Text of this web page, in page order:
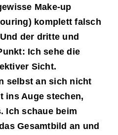
Make-up
komplett falsch
der dritte und
Ich sehe die
Sicht.
selbst an sich nicht
ins Auge stechen,
Ich schaue beim
Gesamtbild an und